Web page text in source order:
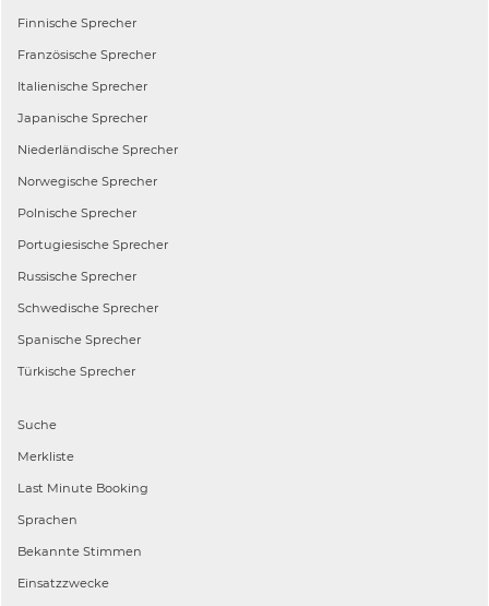
Finnische Sprecher
Französische Sprecher
Italienische Sprecher
Japanische Sprecher
Niederländische Sprecher
Norwegische Sprecher
Polnische Sprecher
Portugiesische Sprecher
Russische Sprecher
Schwedische Sprecher
Spanische Sprecher
Türkische Sprecher
Suche
Merkliste
Last Minute Booking
Sprachen
Bekannte Stimmen
Einsatzzwecke